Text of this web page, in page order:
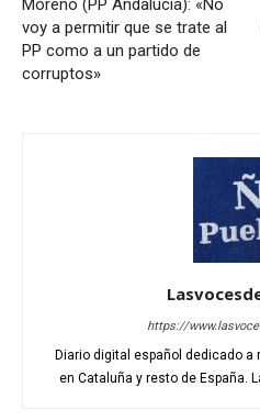
Moreno (PP Andalucía): «No
voy a permitir que se trate al
PP como a un partido de
corruptos»
https://
Diario digital español dedicado
en Cataluña y resto de España.